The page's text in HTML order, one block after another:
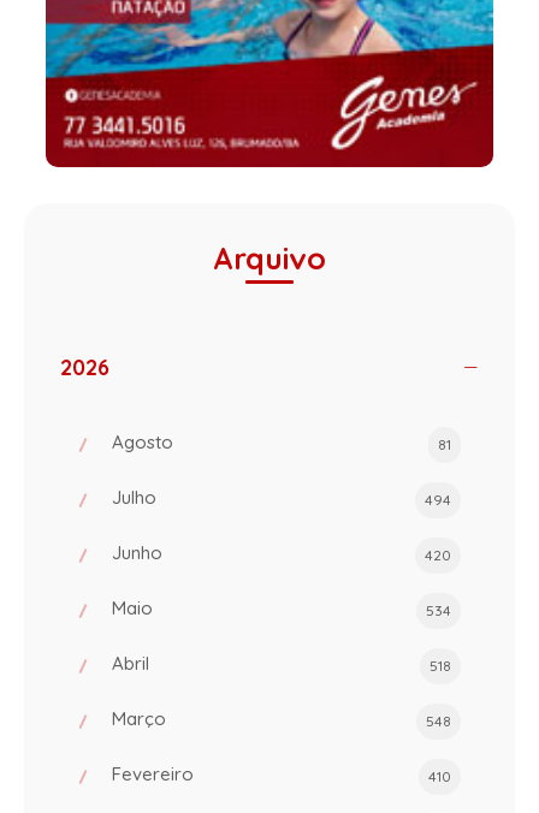
Arquivo
2026
Agosto 81
Julho 494
Junho 420
Maio 534
Abril 518
Março 548
Fevereiro 410